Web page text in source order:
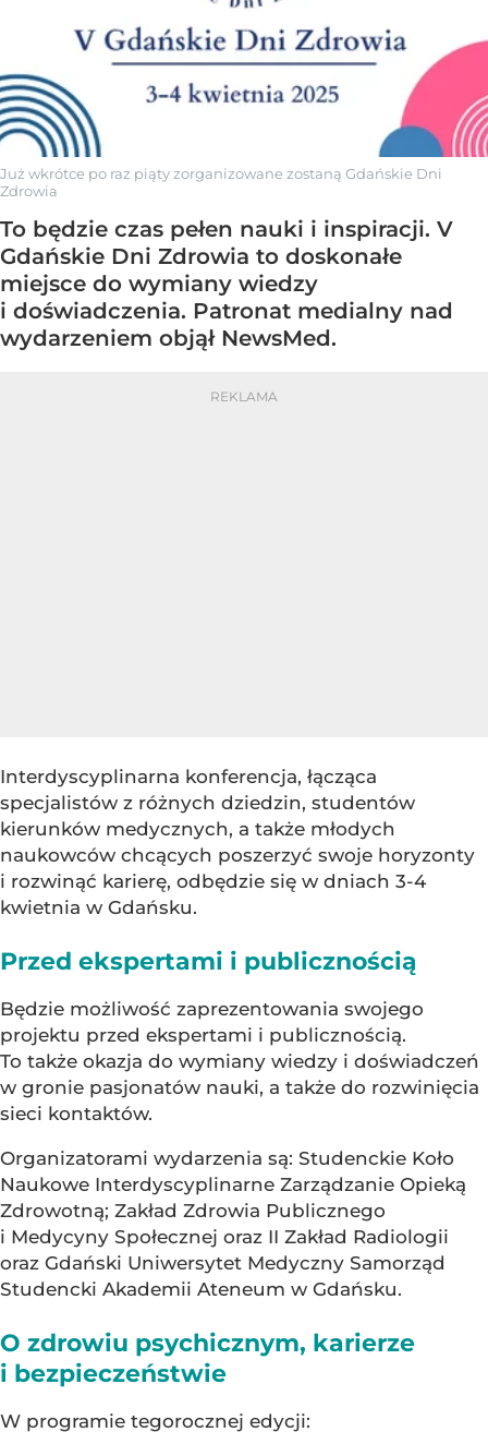
Już wkrótce po raz piąty zorganizowane zostaną Gdańskie Dni
Zdrowia
To będzie czas pełen nauki i inspiracji. V
Gdańskie Dni Zdrowia to doskonałe
miejsce do wymiany wiedzy
i doświadczenia. Patronat medialny nad
wydarzeniem objął NewsMed.
Interdyscyplinarna konferencja, łącząca
specjalistów z różnych dziedzin, studentów
kierunków medycznych, a także młodych
naukowców chcących poszerzyć swoje horyzonty
i rozwinąć karierę, odbędzie się w dniach 3-4
kwietnia w Gdańsku.
Przed ekspertami i publicznością
Będzie możliwość zaprezentowania swojego
projektu przed ekspertami i publicznością.
To także okazja do wymiany wiedzy i doświadczeń
w gronie pasjonatów nauki, a także do rozwinięcia
sieci kontaktów.
Organizatorami wydarzenia są: Studenckie Koło
Naukowe Interdyscyplinarne Zarządzanie Opieką
Zdrowotną; Zakład Zdrowia Publicznego
i Medycyny Społecznej oraz II Zakład Radiologii
oraz Gdański Uniwersytet Medyczny Samorząd
Studencki Akademii Ateneum w Gdańsku.
O zdrowiu psychicznym, karierze
i bezpieczeństwie
W programie tegorocznej edycji: